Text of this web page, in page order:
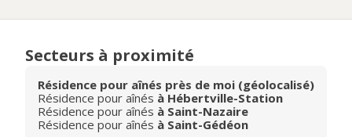
Secteurs à proximité
Résidence pour aînés près de moi (géolocalisé)
Résidence pour aînés à Hébertville-Station
Résidence pour aînés à Saint-Nazaire
Résidence pour aînés à Saint-Gédéon